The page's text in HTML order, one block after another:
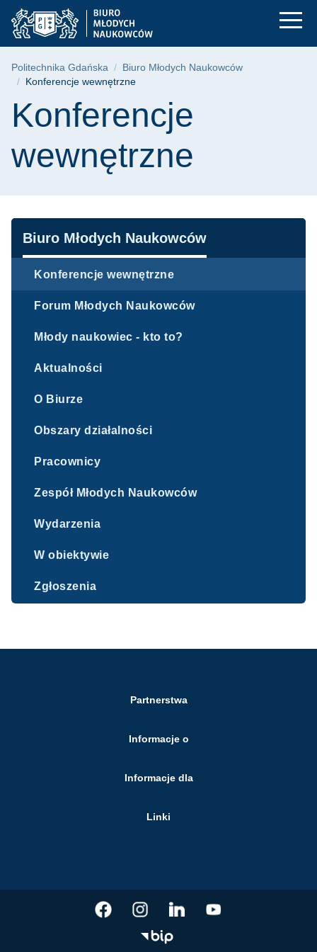
Przejdź
do
menu
Przejdź
do
wyszukiwarki
Przejdź
do
treści
Konferencje
Ścieżka nawigacyjna
Politechnika Gdańska
Biuro Młodych Naukowców
Konferencje wewnętrzne
Treść strony
Konferencje
wewnętrzne
Nawigacja
Biuro Młodych Naukowców
Konferencje wewnętrzne
Forum Młodych Naukowców
Młody naukowiec - kto to?
Aktualności
O Biurze
Obszary działalności
Pracownicy
Zespół Młodych Naukowców
Wydarzenia
W obiektywie
Zgłoszenia
Partnerstwa
Informacje o
Informacje dla
Linki